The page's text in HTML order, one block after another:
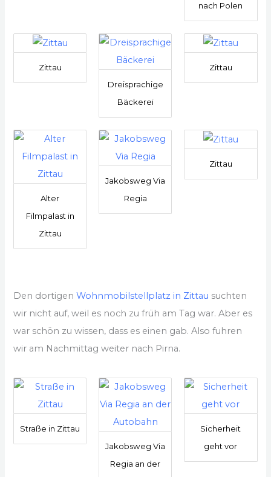
nach Polen
Zittau
Dreisprachige
Bäckerei
Zittau
Alter
Filmpalast in
Zittau
Jakobsweg Via
Regia
Zittau
Den dortigenWohnmobilstellplatz in Zittau suchten
wir nicht auf, weil es noch zu früh am Tag war. Aber es
war schön zu wissen, dass es einen gab. Also fuhren
wir am Nachmittag weiter nach Pirna.
Straße in Zittau
Jakobsweg Via
Regia an der
Sicherheit
geht vor